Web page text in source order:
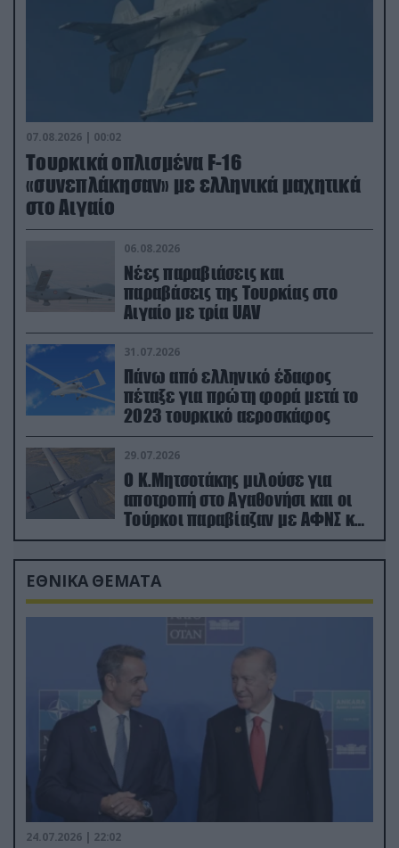
07.08.2026 | 00:02
Τουρκικά οπλισμένα F-16
«συνεπλάκησαν» με ελληνικά μαχητικά
στο Αιγαίο
06.08.2026
Νέες παραβιάσεις και
παραβάσεις της Τουρκίας στο
Αιγαίο με τρία UAV
31.07.2026
Πάνω από ελληνικό έδαφος
πέταξε για πρώτη φορά μετά το
2023 τουρκικό αεροσκάφος
29.07.2026
Ο Κ.Μητσοτάκης μιλούσε για
αποτροπή στο Αγαθονήσι και οι
Τούρκοι παραβίαζαν με ΑΦΝΣ και
drone
ΕΘΝΙΚΑ ΘΕΜΑΤΑ
24.07.2026 | 22:02